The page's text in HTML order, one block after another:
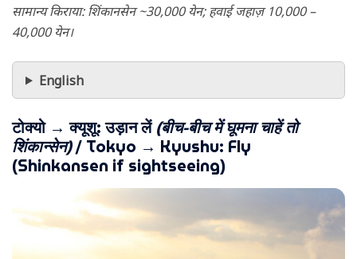
सामान्य किराया: शिंकानसेन ~30,000 येन; हवाई जहाज़ 10,000 –
40,000 येन।
English
टोक्यो → क्यूशू:उड़ान लें (बीच-बीच में घूमना चाहें तो
शिंकान्सेन)/ Tokyo → Kyushu: Fly
(Shinkansen if sightseeing)